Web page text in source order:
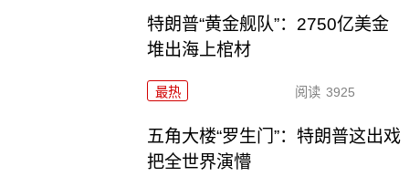
特朗普“黄金舰队”：2750亿美金
堆出海上棺材
最热 阅读 3925
五角大楼“罗生门”：特朗普这出戏
把全世界演懵